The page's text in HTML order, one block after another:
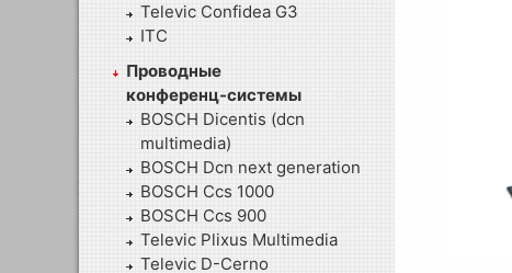
Televic Confidea G3
ITC
Проводные
конференц-системы
BOSCH Dicentis (dcn
multimedia)
BOSCH Dcn next generation
BOSCH Ccs 1000
BOSCH Ccs 900
Televic Plixus Multimedia
Televic D-Cerno